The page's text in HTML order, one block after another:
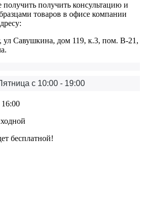
получить консультацию и
товаров в офисе компании
ул Савушкина, дом 119, к.3, пом. В-21,
с 10:00 - 19:00
бесплатной!